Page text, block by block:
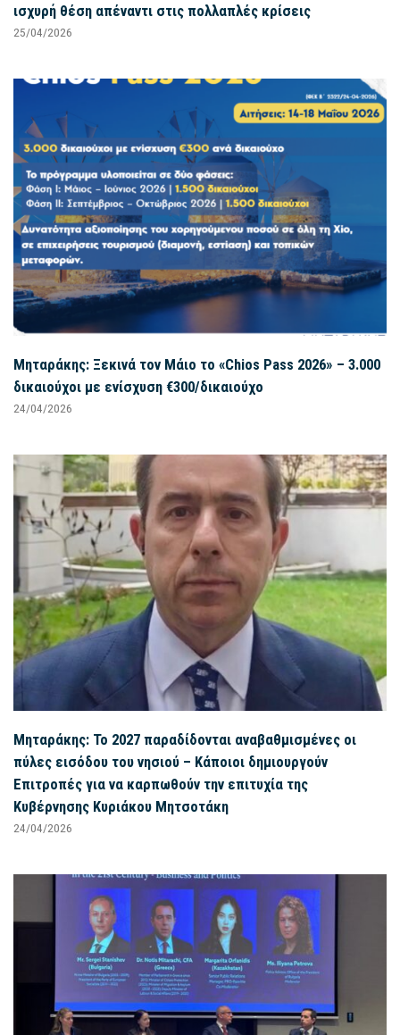
ισχυρή θέση απέναντι στις πολλαπλές κρίσεις
25/04/2026
Μηταράκης: Ξεκινά τον Μάιο το «Chios Pass 2026» – 3.000
δικαιούχοι με ενίσχυση €300/δικαιούχο
24/04/2026
Μηταράκης: Το 2027 παραδίδονται αναβαθμισμένες οι
πύλες εισόδου του νησιού – Κάποιοι δημιουργούν
Επιτροπές για να καρπωθούν την επιτυχία της
Κυβέρνησης Κυριάκου Μητσοτάκη
24/04/2026